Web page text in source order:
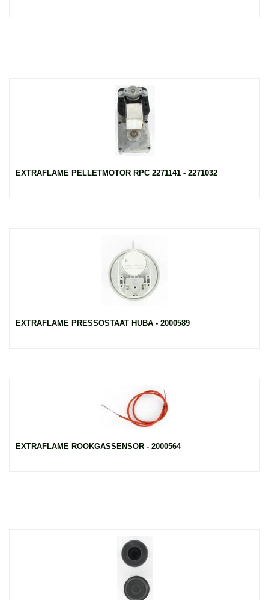
EXTRAFLAME PELLETMOTOR RPC 2271141 - 2271032
EXTRAFLAME PRESSOSTAAT HUBA - 2000589
EXTRAFLAME ROOKGASSENSOR - 2000564